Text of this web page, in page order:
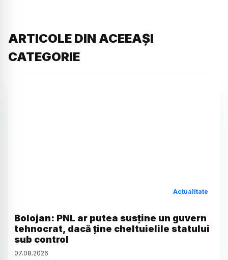
ARTICOLE DIN ACEEAȘI
CATEGORIE
Actualitate
Bolojan: PNL ar putea susține un guvern
tehnocrat, dacă ține cheltuielile statului
sub control
07.08.2026